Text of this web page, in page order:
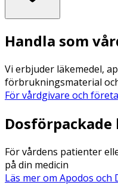
Handla som
Vi erbjuder läkemedel,
förbrukningsmaterial
För vårdgivare och
Dosförpackade
För vårdens patienter
på din medicin
Läs mer om Apodos och